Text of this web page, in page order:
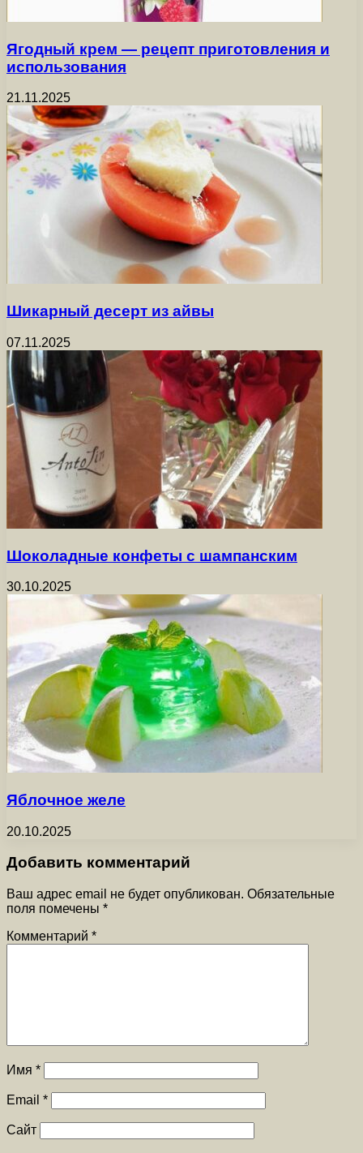
Ягодный крем — рецепт приготовления и
использования
21.11.2025
Шикарный десерт из айвы
07.11.2025
Шоколадные конфеты с шампанским
30.10.2025
Яблочное желе
20.10.2025
Добавить комментарий
Ваш адрес email не будет опубликован. Обязательные
поля помечены *
Комментарий *
Имя *
Email *
Сайт